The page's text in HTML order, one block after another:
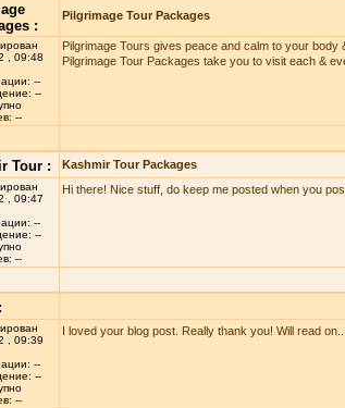
:
Pilgrimage Tour Packages
, 09:48
--
--
--
Pilgrimage Tours gives peace and calm to your body
Pilgrimage Tour Packages take you to visit each &
Tour : Kashmir Tour Packages
, 09:47
--
--
--
Hi there! Nice stuff, do keep me posted when you
, 09:39
--
--
--
I loved your blog post. Really thank you! Will read on...